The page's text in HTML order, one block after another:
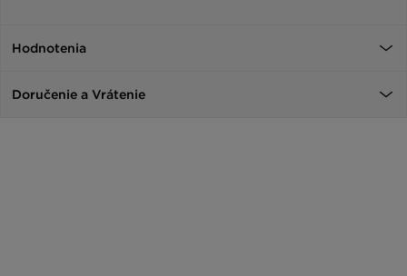
Hodnotenia
Doručenie a Vrátenie